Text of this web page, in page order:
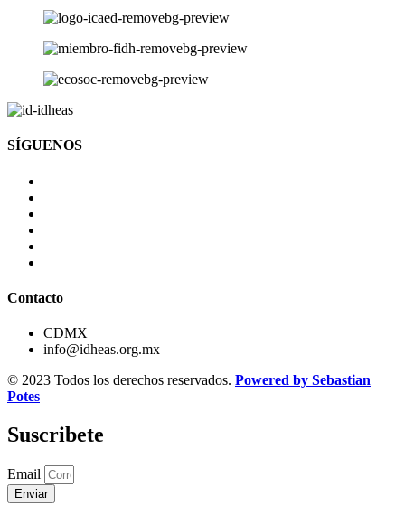
SÍGUENOS
Contacto
CDMX
info@idheas.org.mx
© 2023 Todos los derechos reservados. Powered by Sebastian
Potes
Suscribete
Email
Enviar